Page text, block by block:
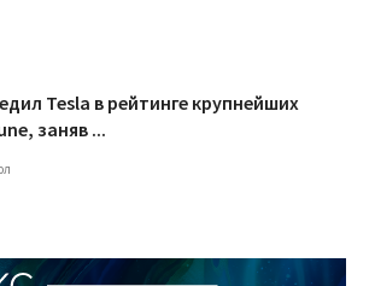
Tesla в рейтинге крупнейших
заняв ...